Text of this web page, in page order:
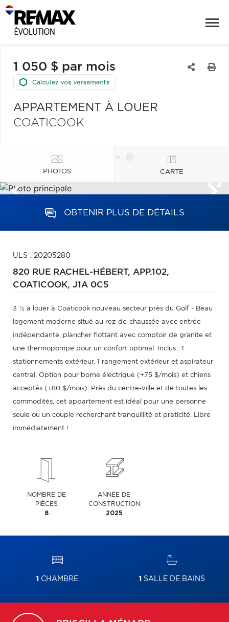
1 050 $ par mois
APPARTEMENT À LOUER
COATICOOK
PHOTOS CARTE
OBTENIR PLUS DE DÉTAILS
ULS : 20205280
820 RUE RACHEL-HÉBERT, APP.102,
COATICOOK, J1A 0C5
3 ½ à louer à Coaticook nouveau secteur près du Golf - Beau
logement moderne situé au rez-de-chaussée avec entrée
indépendante, plancher flottant avec comptoir de granite et
une thermopompe pour un confort optimal. Inclus : 1
stationnements extérieur, 1 rangement extérieur et aspirateur
central. Option pour borne électrique (+75 $/mois) et chiens
acceptés (+80 $/mois). Près du centre-ville et de toutes les
commodités, cet appartement est idéal pour une personne
seule ou un couple recherchant tranquillité et praticité. Libre
immédiatement !
NOMBRE DE
PIÈCES
8
ANNÉE DE
CONSTRUCTION
2025
1 CHAMBRE 1 SALLE DE BAINS